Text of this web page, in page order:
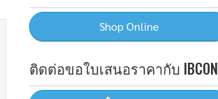
ติดต่อขอใบเสนอราคากับ IBCON